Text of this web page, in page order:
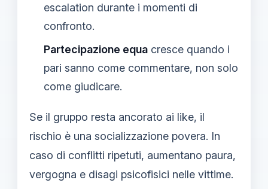
escalation durante i momenti di
confronto.
Partecipazione equa cresce quando i
pari sanno come commentare, non solo
come giudicare.
Se il gruppo resta ancorato ai like, il
rischio è una socializzazione povera. In
caso di conflitti ripetuti, aumentano paura,
vergogna e disagi psicofisici nelle vittime.